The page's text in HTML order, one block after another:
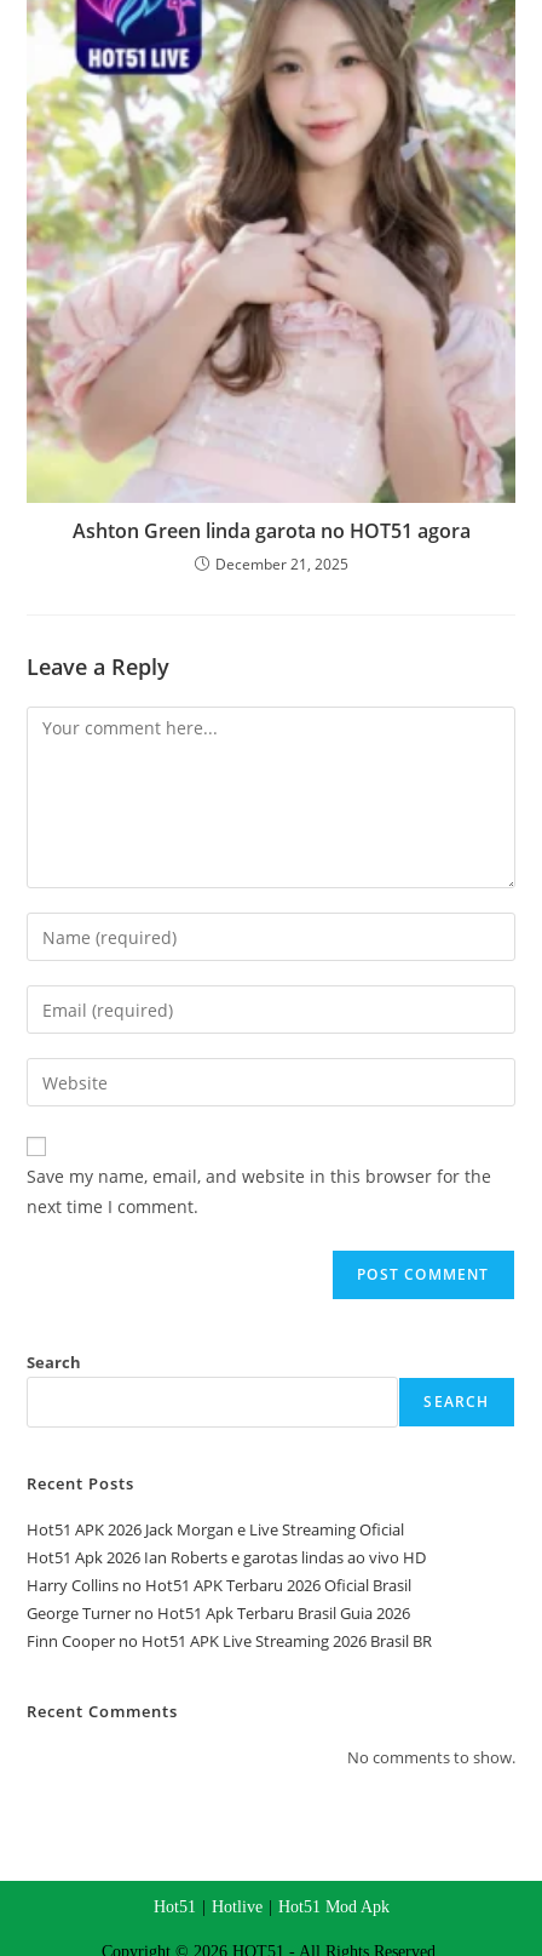
Ashton Green linda garota no HOT51 agora
December 21, 2025
Leave a Reply
Save my name, email, and website in this browser for the
next time I comment.
Search
SEARCH
Recent Posts
Hot51 APK 2026 Jack Morgan e Live Streaming Oficial
Hot51 Apk 2026 Ian Roberts e garotas lindas ao vivo HD
Harry Collins no Hot51 APK Terbaru 2026 Oficial Brasil
George Turner no Hot51 Apk Terbaru Brasil Guia 2026
Finn Cooper no Hot51 APK Live Streaming 2026 Brasil BR
Recent Comments
No comments to show.
Hot51 Hotlive Hot51 Mod Apk
Copyright © 2026 HOT51 - All Rights Reserved.